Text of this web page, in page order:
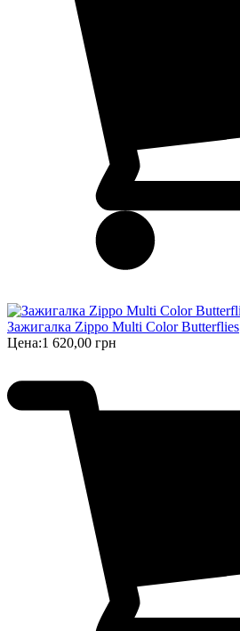
Зажигалка Zippo Multi Color Butterflies
Цена:1 620,00 грн